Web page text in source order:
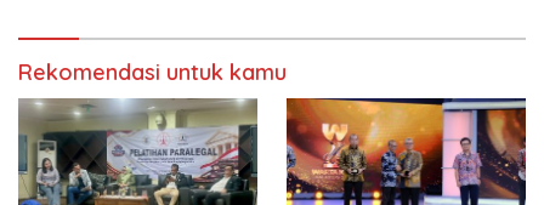
Rekomendasi untuk kamu